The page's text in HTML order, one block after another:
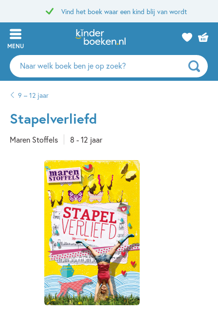
Vind het boek waar een kind blij van wordt
MENU
Zoeken
naar
auteurs
uitgevers
9 – 12 jaar
Stapelverliefd
Maren Stoffels 8 - 12 jaar